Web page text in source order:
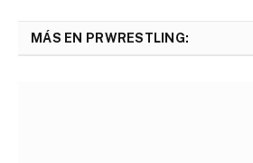
MÁS EN PRWRESTLING: